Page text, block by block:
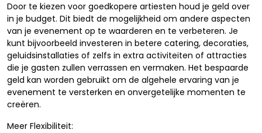
Door te kiezen voor goedkopere artiesten houd je geld over
in je budget. Dit biedt de mogelijkheid om andere aspecten
van je evenement op te waarderen en te verbeteren. Je
kunt bijvoorbeeld investeren in betere catering, decoraties,
geluidsinstallaties of zelfs in extra activiteiten of attracties
die je gasten zullen verrassen en vermaken. Het bespaarde
geld kan worden gebruikt om de algehele ervaring van je
evenement te versterken en onvergetelijke momenten te
creëren.
Meer Flexibiliteit: